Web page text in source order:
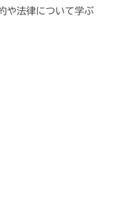
や法律について学ぶ